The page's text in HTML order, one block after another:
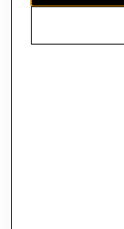
Uruguay ($U)